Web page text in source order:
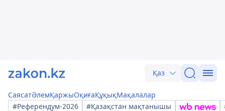
Қаз
СаясатӘлемҚаржыОқиғаҚұқықМақалалар
#Референдум-2026
#Қазақстан мақтанышы